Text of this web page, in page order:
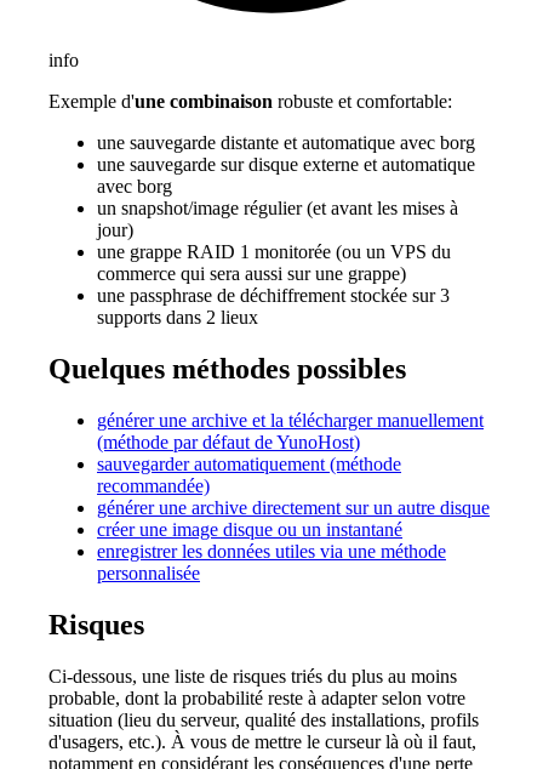
info
Exemple d'une combinaison robuste et comfortable:
une sauvegarde distante et automatique avec borg
une sauvegarde sur disque externe et automatique
avec borg
un snapshot/image régulier (et avant les mises à
jour)
une grappe RAID 1 monitorée (ou un VPS du
commerce qui sera aussi sur une grappe)
une passphrase de déchiffrement stockée sur 3
supports dans 2 lieux
Quelques méthodes possibles
générer une archive et la télécharger manuellement
(méthode par défaut de YunoHost)
sauvegarder automatiquement (méthode
recommandée)
générer une archive directement sur un autre disque
créer une image disque ou un instantané
enregistrer les données utiles via une méthode
personnalisée
Risques
Ci-dessous, une liste de risques triés du plus au moins
probable, dont la probabilité reste à adapter selon votre
situation (lieu du serveur, qualité des installations, profils
d'usagers, etc.). À vous de mettre le curseur là où il faut,
notamment en considérant les conséquences d'une perte